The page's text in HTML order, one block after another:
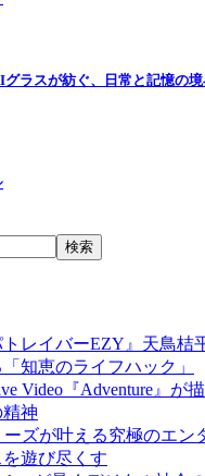
グラスが紡ぐ、日常と記憶の
検索
トレイバーEZY』天鳥桔
知恵のライフハック」
Video『Adventure』が
神
ズが叶える究極のエン
遊び尽くす